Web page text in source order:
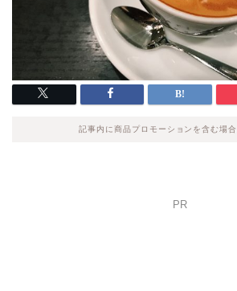
記事内に商品プロモーションを含む場
PR